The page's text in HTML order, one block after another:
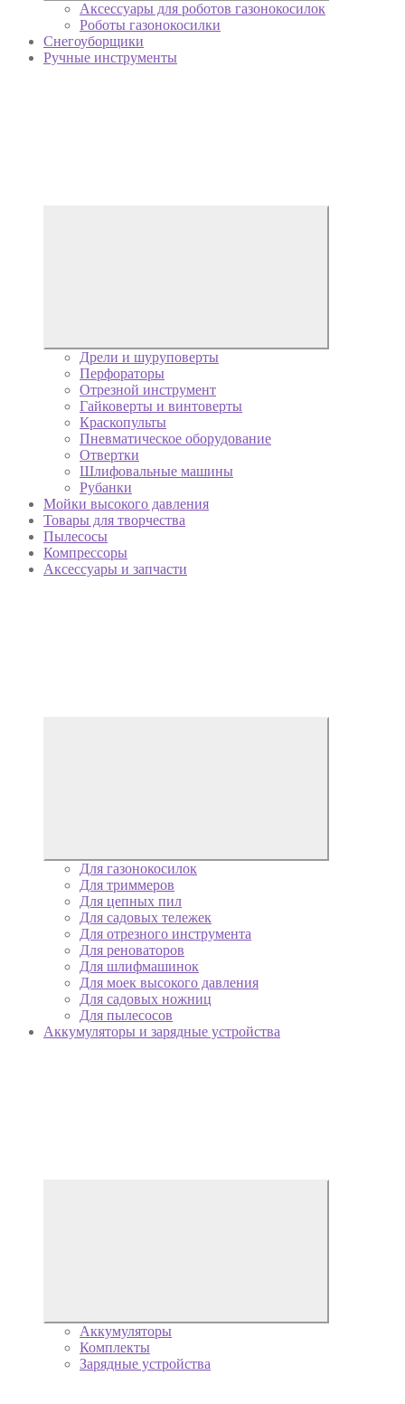
Аксессуары для роботов газонокосилок
Роботы газонокосилки
Снегоуборщики
Ручные инструменты
Дрели и шуруповерты
Перфораторы
Отрезной инструмент
Гайковерты и винтоверты
Краскопульты
Пневматическое оборудование
Отвертки
Шлифовальные машины
Рубанки
Мойки высокого давления
Товары для творчества
Пылесосы
Компрессоры
Аксессуары и запчасти
Для газонокосилок
Для триммеров
Для цепных пил
Для садовых тележек
Для отрезного инструмента
Для реноваторов
Для шлифмашинок
Для моек высокого давления
Для садовых ножниц
Для пылесосов
Аккумуляторы и зарядные устройства
Аккумуляторы
Комплекты
Зарядные устройства